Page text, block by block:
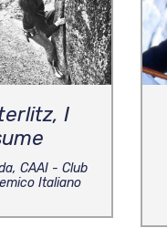
I
CAAI - Club
Italiano